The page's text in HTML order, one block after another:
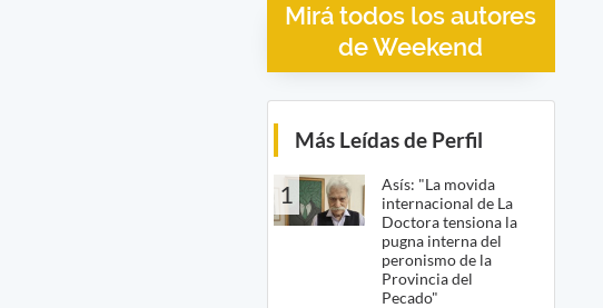
Mirá todos los autores
de Weekend
Más Leídas de Perfil
1
Asís: "La movida
internacional de La
Doctora tensiona la
pugna interna del
peronismo de la
Provincia del
Pecado"